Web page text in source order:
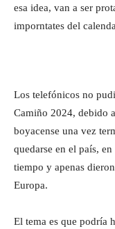
esa idea, van a ser
imporntates del
Los telefónicos no
Camiño 2024, debido
boyacense una vez
quedarse en el país,
tiempo y apenas
Europa.
El tema es que podría